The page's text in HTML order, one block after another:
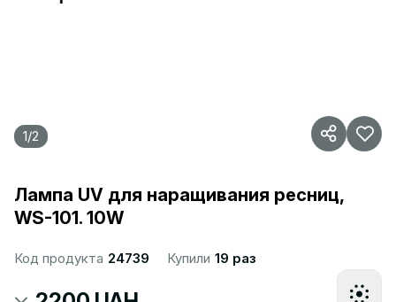
1/2
Лампа UV для наращивания ресниц,
WS-101. 10W
Код продукта 24739 Купили 19 раз